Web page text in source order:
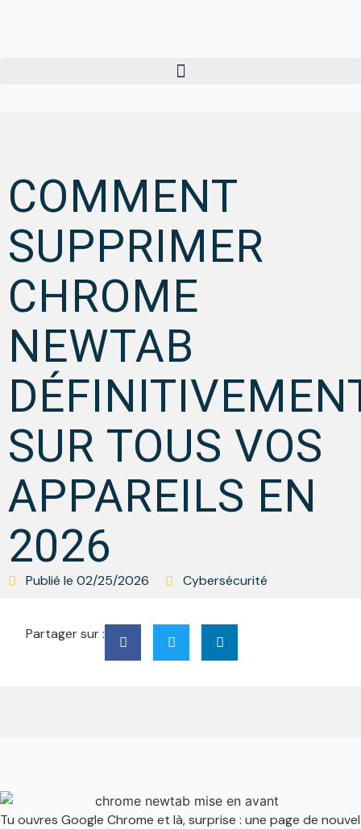
COMMENT
SUPPRIMER
CHROME
NEWTAB
SUR TOUS VOS
APPAREILS EN
2026
Publié le 02/25/2026 Cybersécurité
Partager sur :
Tu ouvres Google Chrome et là, surprise : une page de nouvel